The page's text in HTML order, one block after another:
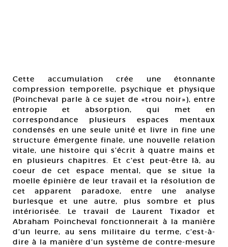
Cette accumulation crée une étonnante
compression temporelle, psychique et physique
(Poincheval parle à ce sujet de «trou noir»), entre
entropie et absorption, qui met en
correspondance plusieurs espaces mentaux
condensés en une seule unité et livre in fine une
structure émergente finale, une nouvelle relation
vitale, une histoire qui s’écrit à quatre mains et
en plusieurs chapitres. Et c’est peut-être là, au
coeur de cet espace mental, que se situe la
moelle épinière de leur travail et la résolution de
cet apparent paradoxe, entre une analyse
burlesque et une autre, plus sombre et plus
intériorisée. Le travail de Laurent Tixador et
Abraham Poincheval fonctionnerait à la manière
d’un leurre, au sens militaire du terme, c’est-à-
dire à la manière d’un système de contre-mesure